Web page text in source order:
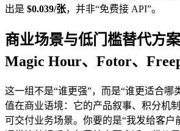
出是 $0.039/张，并非“免费接 API”。
商业场景与低门槛替代方
Magic Hour、Fotor、
这一组不是“谁更强”，而是“谁更适合哪
值在商业语境：它的产品叙事、积分机
可交付业务场景。你要的是“我发给客户